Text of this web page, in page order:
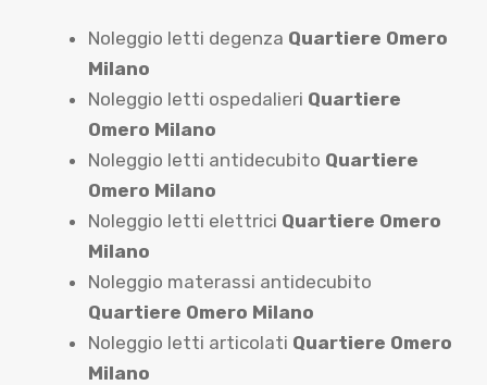
Noleggio letti degenza Quartiere Omero
Milano
Noleggio letti ospedalieri Quartiere
Omero Milano
Noleggio letti antidecubito Quartiere
Omero Milano
Noleggio letti elettrici Quartiere Omero
Milano
Noleggio materassi antidecubito
Quartiere Omero Milano
Noleggio letti articolati Quartiere Omero
Milano